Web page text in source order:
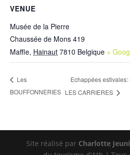
VENUE
Musée de la Pierre
Chaussée de Mons 419
Maffle, Hainaut 7810 Belgique +
Les
BOUFFONNERIES
Echappées estivales:
LES CARRIERES
Site réalisé par Charlotte